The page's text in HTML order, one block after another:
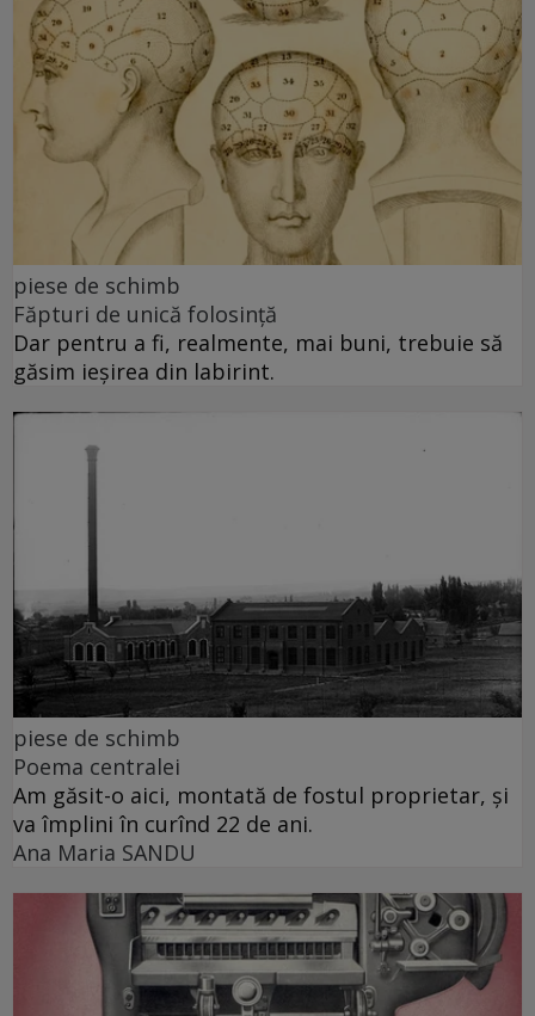
piese de schimb
Făpturi de unică folosință
Dar pentru a fi, realmente, mai buni, trebuie să
găsim ieșirea din labirint.
piese de schimb
Poema centralei
Am găsit-o aici, montată de fostul proprietar, și
va împlini în curînd 22 de ani.
Ana Maria SANDU